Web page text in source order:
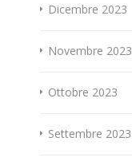
Dicembre 2023
Novembre 2023
Ottobre 2023
Settembre 2023